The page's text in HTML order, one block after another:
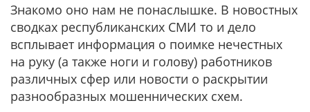
Знакомо оно нам не понаслышке. В новостных
сводках республиканских СМИ то и дело
всплывает информация о поимке нечестных
на руку (а также ноги и голову) работников
различных сфер или новости о раскрытии
разнообразных мошеннических схем.